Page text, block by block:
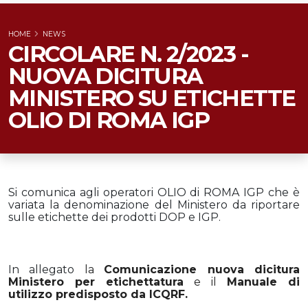
CIRCOLARE N. 2/2023 -
NUOVA DICITURA
MINISTERO SU ETICHETTE
OLIO DI ROMA IGP
HOME NEWS
Si comunica agli operatori OLIO di ROMA IGP che è
variata la denominazione del Ministero da riportare
sulle etichette dei prodotti DOP e IGP.
In allegato la Comunicazione nuova dicitura
Ministero per etichettatura e il Manuale di
utilizzo predisposto da ICQRF.